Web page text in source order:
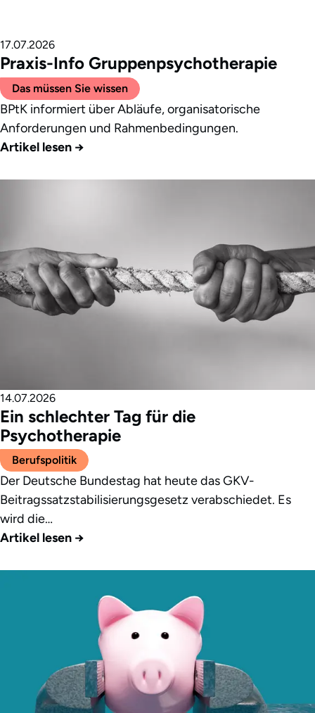
Praxis-Info Gruppenpsychotherapie
17.07.2026
Das müssen Sie wissen
BPtK informiert über Abläufe, organisatorische
Anforderungen und Rahmenbedingungen.
Artikel lesen →
Ein schlechter Tag für die
Psychotherapie
14.07.2026
Berufspolitik
Der Deutsche Bundestag hat heute das GKV-
Beitragssatzstabilisierungsgesetz verabschiedet. Es
wird die…
Artikel lesen →